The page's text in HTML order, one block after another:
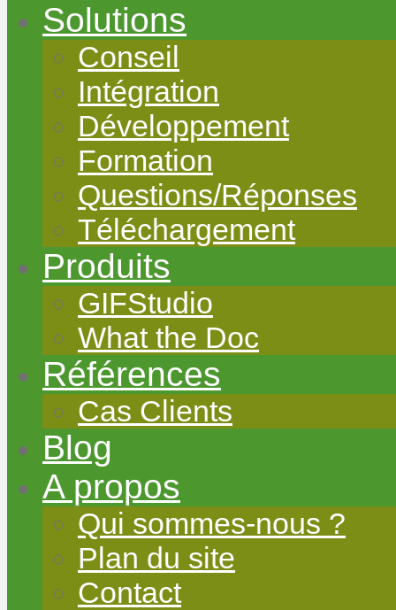
Solutions
Conseil
Intégration
Développement
Formation
Questions/Réponses
Téléchargement
Produits
GIFStudio
What the Doc
Références
Cas Clients
Blog
A propos
Qui sommes-nous ?
Plan du site
Contact